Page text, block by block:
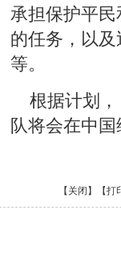
承担保护平
的任务，以
等。
根据计划，
队将会在中
【关闭】 【打